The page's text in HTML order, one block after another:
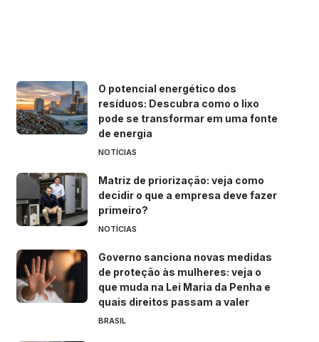
O potencial energético dos
resíduos: Descubra como o lixo
pode se transformar em uma fonte
de energia
NOTÍCIAS
Matriz de priorização: veja como
decidir o que a empresa deve fazer
primeiro?
NOTÍCIAS
Governo sanciona novas medidas
de proteção às mulheres: veja o
que muda na Lei Maria da Penha e
quais direitos passam a valer
BRASIL